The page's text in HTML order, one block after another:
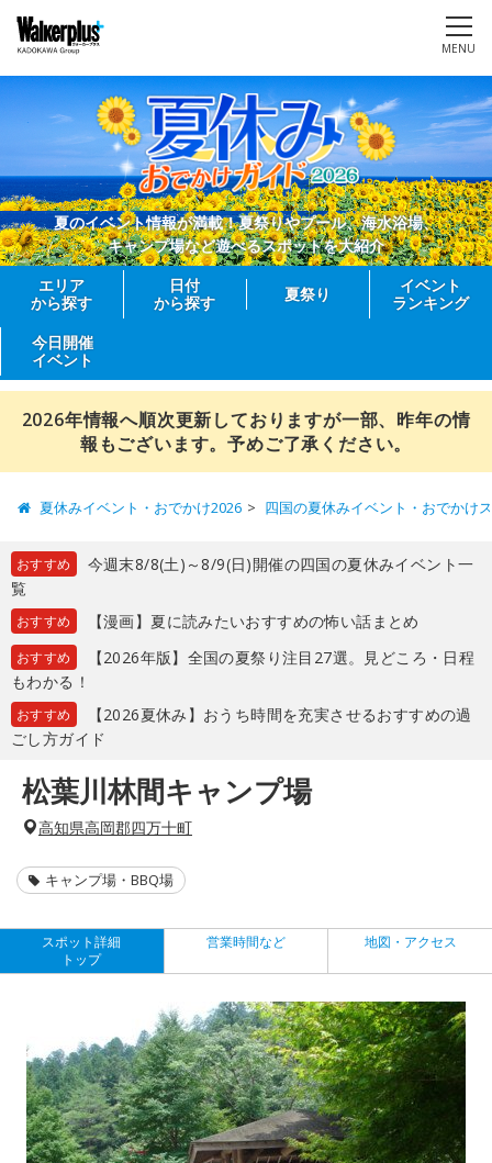
MENU
夏のイベント情報が満載！夏祭りやプール、海水浴場、
キャンプ場など遊べるスポットを大紹介
エリア
から探す
日付
から探す
夏祭り
イベント
ランキング
今日開催
イベント
2026年情報へ順次更新しておりますが一部、昨年の情
報もございます。予めご了承ください。
夏休みイベント・おでかけ2026 四国の夏休みイベント・おでかけ
おすすめ
今週末8/8(土)～8/9(日)開催の四国の夏休みイベント一
覧
おすすめ 【漫画】夏に読みたいおすすめの怖い話まとめ
おすすめ
【2026年版】全国の夏祭り注目27選。見どころ・日程
もわかる！
おすすめ
【2026夏休み】おうち時間を充実させるおすすめの過
ごし方ガイド
松葉川林間キャンプ場
高知県高岡郡四万十町
キャンプ場・BBQ場
スポット詳細
トップ
営業時間など 地図・アクセス